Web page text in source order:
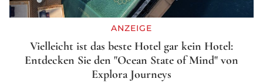
ANZEIGE
Vielleicht ist das beste Hotel gar kein Hotel:
Entdecken Sie den "Ocean State of Mind" von
Explora Journeys